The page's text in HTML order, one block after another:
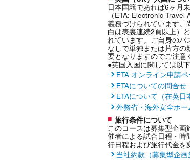
日本国籍であれば6ヶ月
（ETA: Electronic
義務づけられています。
白は表裏連続2頁以上）
れています。ご自身のパ
なしで単独または片方
要となりますのでご注意
●英国入国に関しては以
ETA オンライン申請
ETAについての問合せ
ETAについて（在英日
外務省・海外安全ホー
旅行条件について
このコースは募集型企
催者による試合日程・時
行日程および旅行代金を
当社約款（募集型企画